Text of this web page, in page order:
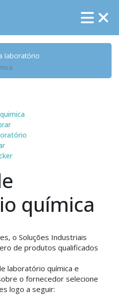
laboratório
química
o Soluções Industriais
de produtos qualificados
laboratório química e
o fornecedor selecione
logo a seguir: